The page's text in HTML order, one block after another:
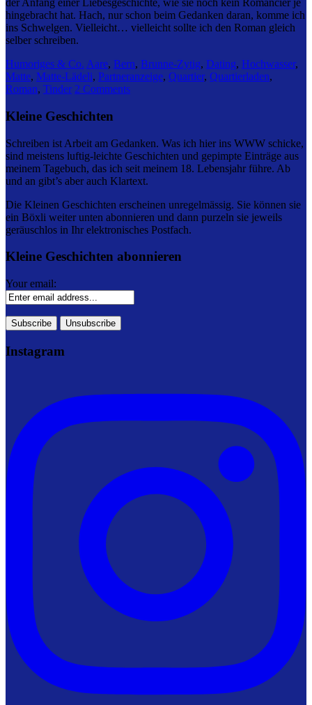
der Anfang einer Liebesgeschichte, wie sie noch kein Romancier je
hingebracht hat. Hach, nur schon beim Gedanken daran, komme ich
ins Schwelgen. Vielleicht… vielleicht sollte ich den Roman gleich
selber schreiben.
Humoriges & Co. Aare, Bern, Brunne-Zytig, Dating, Hochwasser,
Matte, Matte-Lädeli, Partneranzeige, Quartier, Quartierladen,
Roman, Tinder 2 Comments
Kleine Geschichten
Schreiben ist Arbeit am Gedanken. Was ich hier ins WWW schicke,
sind meistens luftig-leichte Geschichten und gepimpte Einträge aus
meinem Tagebuch, das ich seit meinem 18. Lebensjahr führe. Ab
und an gibt’s aber auch Klartext.
Die Kleinen Geschichten erscheinen unregelmässig. Sie können sie
ein Böxli weiter unten abonnieren und dann purzeln sie jeweils
geräuschlos in Ihr elektronisches Postfach.
Kleine Geschichten abonnieren
Your email:
Instagram